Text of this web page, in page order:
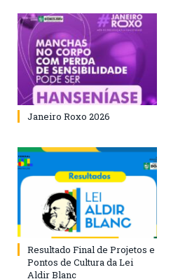
Janeiro Roxo 2026
Resultado Final de Projetos e
Pontos de Cultura da Lei
Aldir Blanc